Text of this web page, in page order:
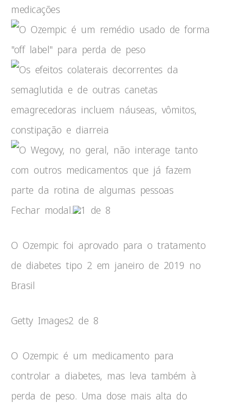
Fechar modal. 1 de 8
O Ozempic foi aprovado para o tratamento
de diabetes tipo 2 em janeiro de 2019 no
Brasil
Getty Images2 de 8
O Ozempic é um medicamento para
controlar a diabetes, mas leva também à
perda de peso. Uma dose mais alta do